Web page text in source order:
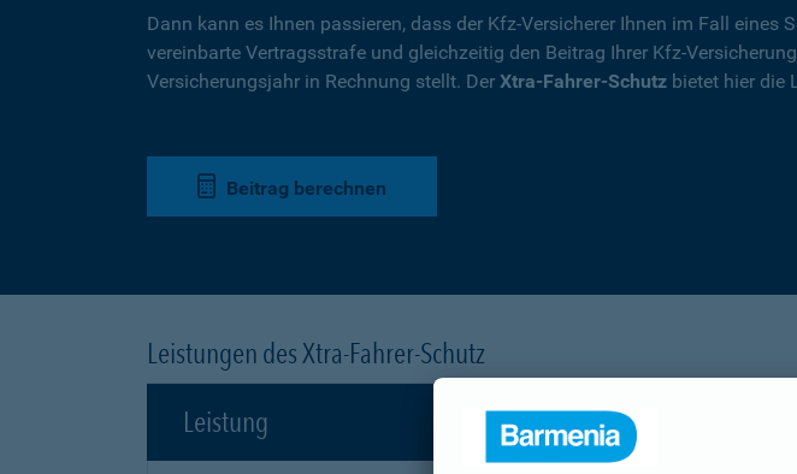
Dann kann es Ihnen passieren, dass der Kfz-Versicherer Ihnen im Fall eines
vereinbarte Vertragsstrafe und gleichzeitig den Beitrag Ihrer Kfz-
Versicherungsjahr in Rechnung stellt. Der Xtra-Fahrer-Schutz bietet hier die
Beitrag berechnen
Leistungen des Xtra-Fahrer-Schutz
Leistung